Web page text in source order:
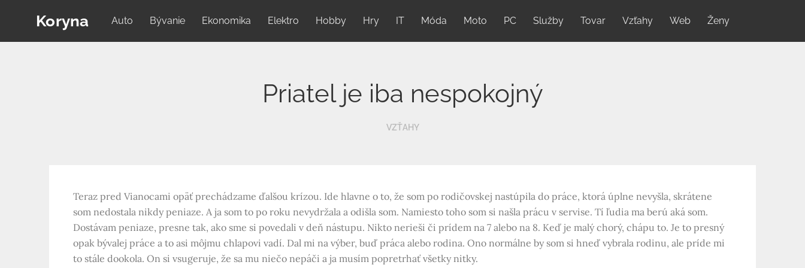
Koryna Auto Bývanie Ekonomika Elektro Hobby Hry IT Móda Moto PC Služby Tovar Vzťahy Web Ženy
Priatel je iba nespokojný
VZŤAHY
Teraz pred Vianocami opäť prechádzame ďalšou krízou. Ide hlavne o to, že som po rodičovskej nastúpila do práce, ktorá úplne nevyšla, skrátene
som nedostala nikdy peniaze. A ja som to po roku nevydržala a odišla som. Namiesto toho som si našla prácu v servise. Tí ľudia ma berú aká som.
Dostávam peniaze, presne tak, ako sme si povedali v deň nástupu. Nikto nerieši či prídem na 7 alebo na 8. Keď je malý chorý, chápu to. Je to presný
opak bývalej práce a to asi môjmu chlapovi vadí. Dal mi na výber, buď práca alebo rodina. Ono normálne by som si hneď vybrala rodinu, ale príde mi
to stále dookola. On si vsugeruje, že sa mu niečo nepáči a ja musím popretrhať všetky nitky.